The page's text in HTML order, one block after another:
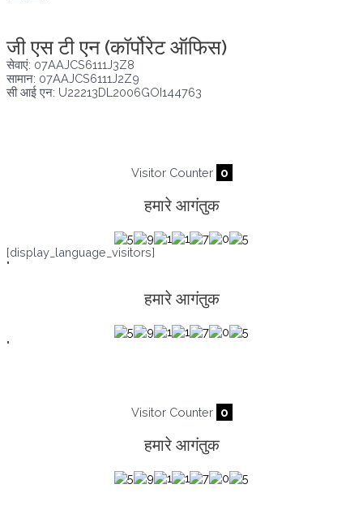
जी एस टी एन (कॉर्पोरेट ऑफिस)
सेवाएं: 07AAJCS6111J3Z8
सामान: 07AAJCS6111J2Z9
सी आई एन: U22213DL2006GOI144763
Visitor Counter 0
हमारे आगंतुक
[display_language_visitors]
"
हमारे आगंतुक
"
Visitor Counter 0
हमारे आगंतुक